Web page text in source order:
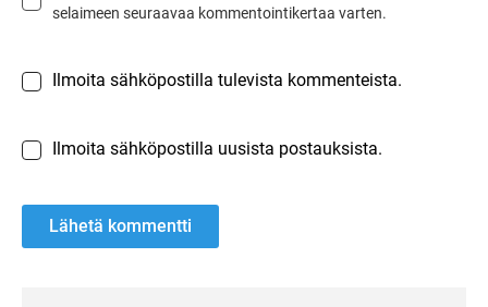
selaimeen seuraavaa kommentointikertaa varten.
Ilmoita sähköpostilla tulevista kommenteista.
Ilmoita sähköpostilla uusista postauksista.